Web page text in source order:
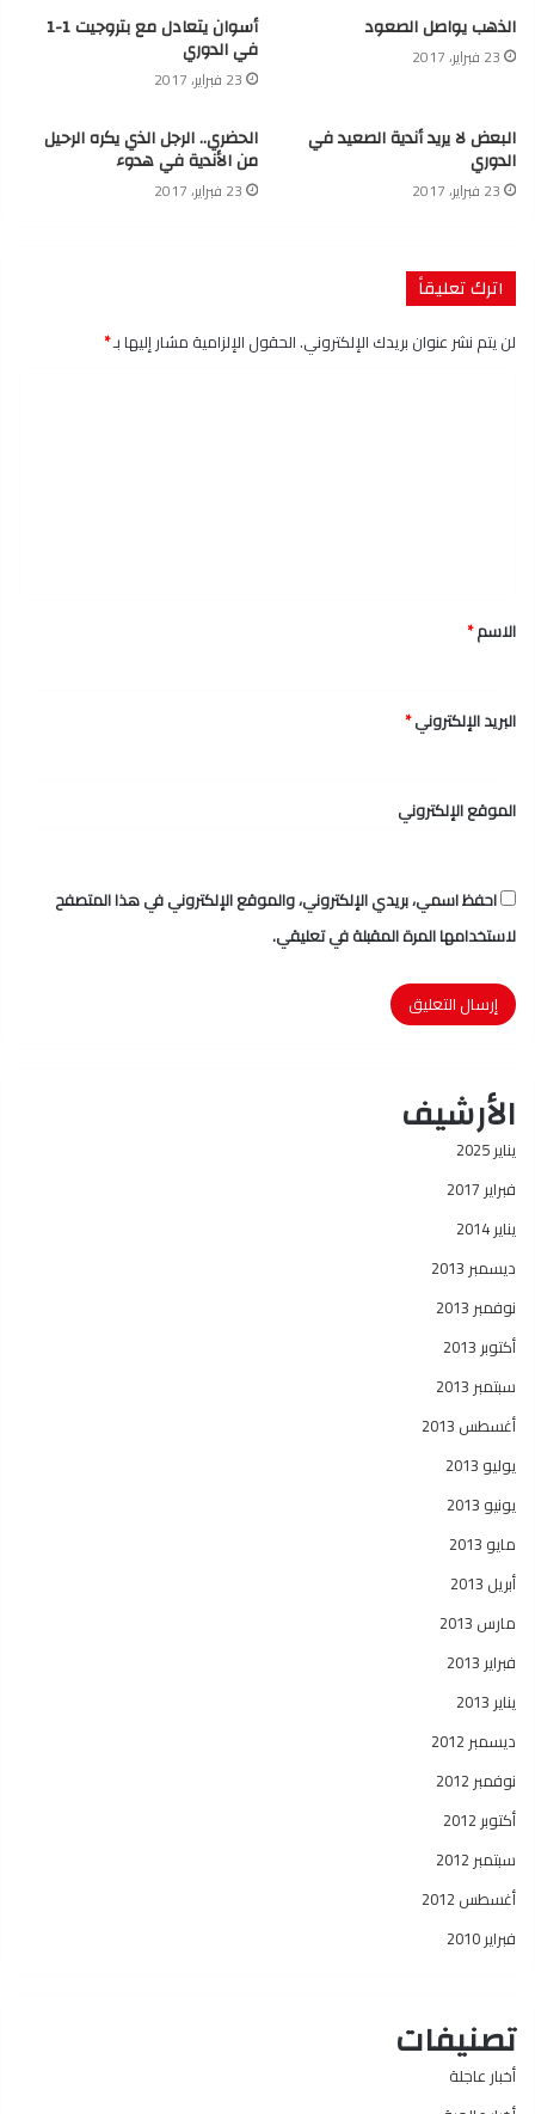
الذهب يواصل الصعود
23 فبراير، 2017
أسوان يتعادل مع بتروجيت 1-1
في الدوري
23 فبراير، 2017
البعض لا يريد أندية الصعيد في
الدوري
23 فبراير، 2017
الحضري.. الرجل الذي يكره الرحيل
من الأندية في هدوء
23 فبراير، 2017
اترك تعليقاً
لن يتم نشر عنوان بريدك الإلكتروني.الحقول الإلزامية مشار إليها بـ*
*
الاسم*
البريد الإلكتروني*
الموقع الإلكتروني
احفظ اسمي، بريدي الإلكتروني، والموقع الإلكتروني في هذا المتصفح
لاستخدامها المرة المقبلة في تعليقي.
الأرشيف
يناير 2025
فبراير 2017
يناير 2014
ديسمبر 2013
نوفمبر 2013
أكتوبر 2013
سبتمبر 2013
أغسطس 2013
يوليو 2013
يونيو 2013
مايو 2013
أبريل 2013
مارس 2013
فبراير 2013
يناير 2013
ديسمبر 2012
نوفمبر 2012
أكتوبر 2012
سبتمبر 2012
أغسطس 2012
فبراير 2010
تصنيفات
أخبار عاجلة